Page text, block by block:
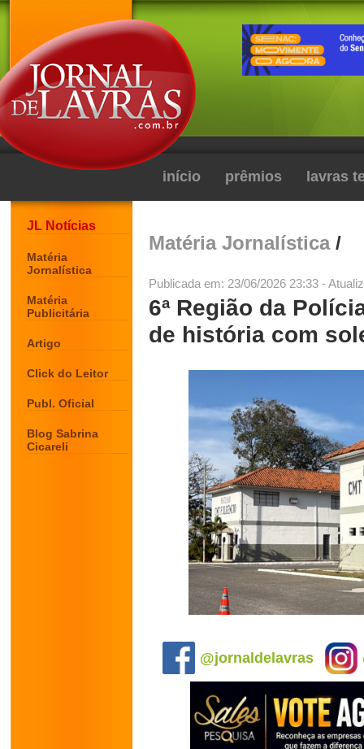
início prêmios lavras
JL Notícias
Matéria
Jornalística
Matéria
Publicitária
Artigo
Click do Leitor
Publ. Oficial
Blog Sabrina
Cicareli
Matéria Jornalística/
Publicada em: 23/06/2026 23:33 -
6ª Região da
de história com
@jornaldelavras